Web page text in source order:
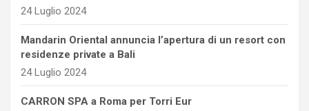
24 Luglio 2024
Mandarin Oriental annuncia l’apertura di un resort con
residenze private a Bali
24 Luglio 2024
CARRON SPA a Roma per Torri Eur